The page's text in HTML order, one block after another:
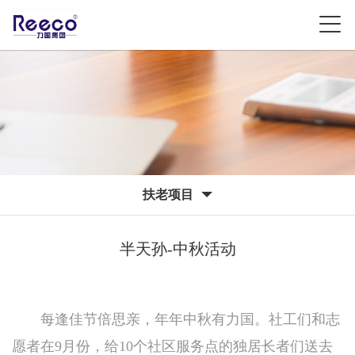
扶老项目
半天孙-中秋活动
每逢佳节倍思亲，年年中秋有力国。社工们和志
愿者在9月份，给10个社区服务点的独居长者们送去